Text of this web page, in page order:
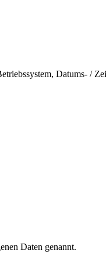
Datums- /
Daten genannt.